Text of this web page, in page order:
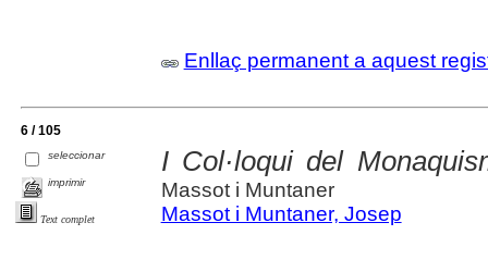
Enllaç permanent a aquest
6 / 105
seleccionar
imprimir
Text complet
I Col·loqui del
Massot i Muntaner
Massot i Muntaner, Josep